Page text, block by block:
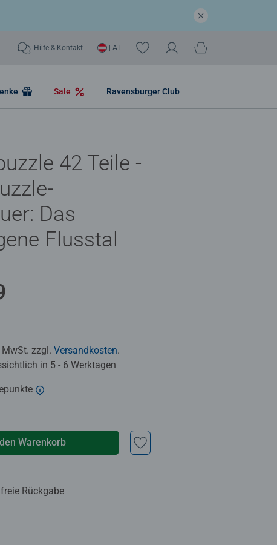
Hilfe & Kontakt | AT
Sale Ravensburger Club
42 Teile -
Das
Flusstal
zzgl. Versandkosten.
in 5 - 6 Werktagen
Warenkorb
Rückgabe